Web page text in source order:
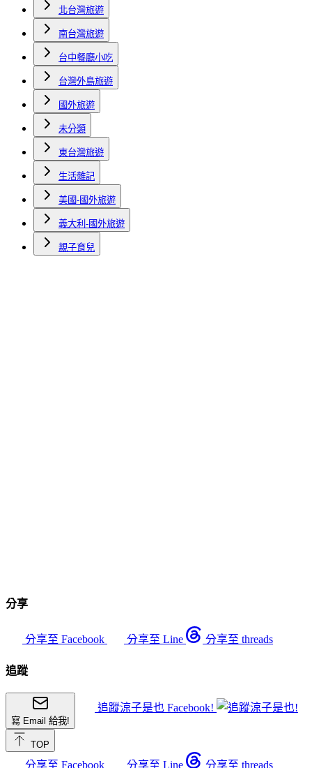
北台灣旅遊
南台灣旅遊
台中餐廳小吃
台灣外島旅遊
國外旅遊
未分類
東台灣旅遊
生活雜記
美國-國外旅遊
義大利-國外旅遊
親子育兒
分享
分享至 Facebook 分享至 Line 分享至 threads
追蹤
寫 Email 給我!
追蹤涼子是也 Facebook!
TOP
分享至 Facebook 分享至 Line 分享至 threads